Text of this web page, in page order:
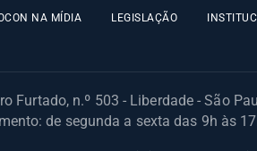
NA MÍDIA LEGISLAÇÃO
Furtado, n.º 503 - Liberdade - São
de segunda a sexta das 9h às